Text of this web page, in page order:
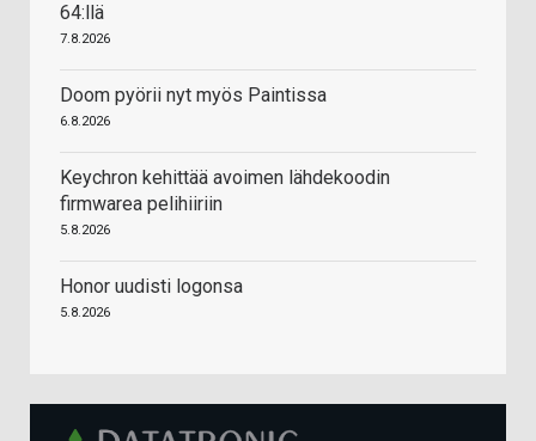
64:llä
7.8.2026
Doom pyörii nyt myös Paintissa
6.8.2026
Keychron kehittää avoimen lähdekoodin
firmwarea pelihiiriin
5.8.2026
Honor uudisti logonsa
5.8.2026